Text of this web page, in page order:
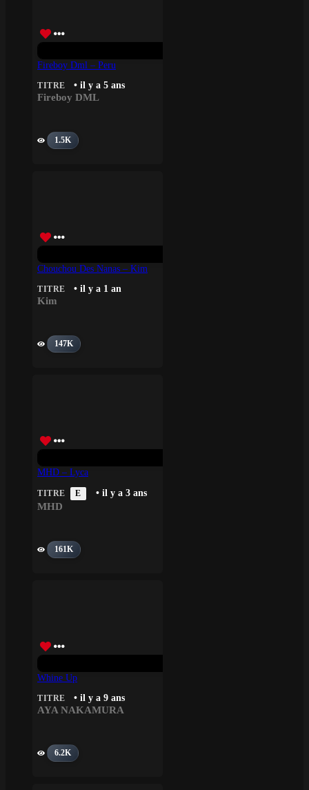
Fireboy Dml – Peru
TITRE • il y a 5 ans
Fireboy DML
1.5K
Chouchou Des Nanas – Kim
TITRE • il y a 1 an
Kim
147K
MHD – Lyca
TITRE E • il y a 3 ans
MHD
161K
Whine Up
TITRE • il y a 9 ans
AYA NAKAMURA
6.2K